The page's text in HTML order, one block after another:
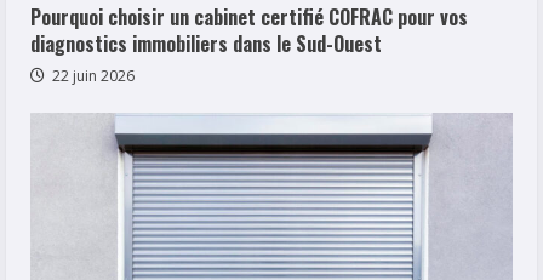
Pourquoi choisir un cabinet certifié COFRAC pour vos
diagnostics immobiliers dans le Sud-Ouest
22 juin 2026